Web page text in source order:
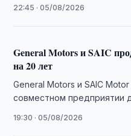
22:45 · 05/08/2026
General Motors и SAIC
на 20 лет
General Motors и SAIC
совместном предприятии
19:30 · 05/08/2026